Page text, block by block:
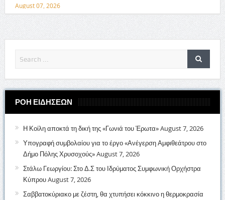
August 07, 2026
ΡΟΗ ΕΙΔΗΣΕΩΝ
Η Κοίλη αποκτά τη δική της «Γωνιά του Έρωτα»August 7, 2026
Υπογραφή συμβολαίου για το έργο «Ανέγερση Αμφιθεάτρου στο
Δήμο Πόλης Χρυσοχούς»August 7, 2026
Στάλω Γεωργίου: Στο Δ.Σ του Ιδρύματος Συμφωνική Ορχήστρα
ΚύπρουAugust 7, 2026
Σαββατοκύριακο με ζέστη, θα χτυπήσει κόκκινο η θερμοκρασία